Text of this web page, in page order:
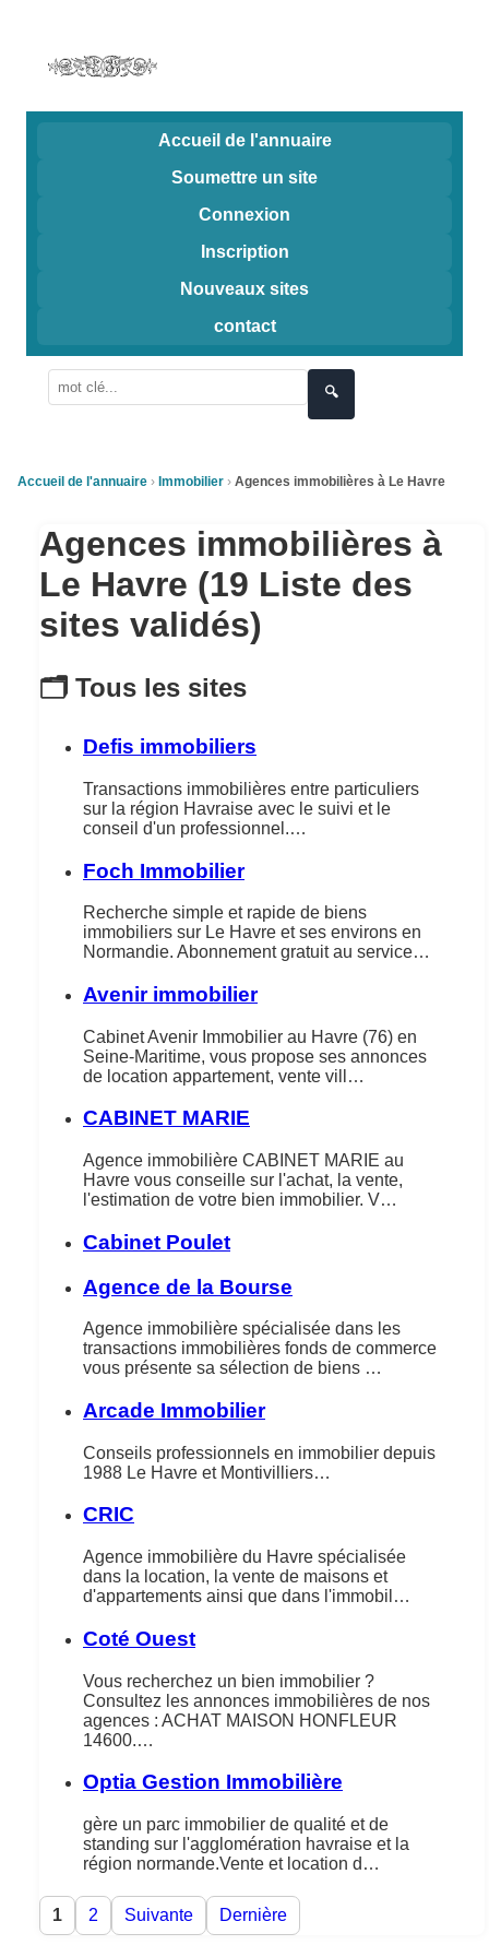
Accueil de l'annuaire
Soumettre un site
Connexion
Inscription
Nouveaux sites
contact
🔍
Accueil de l'annuaire Immobilier Agences immobilières à Le Havre
Agences immobilières à
Le Havre (19 Liste des
sites validés)
🗂️ Tous les sites
Defis immobiliers
Transactions immobilières entre particuliers
sur la région Havraise avec le suivi et le
conseil d'un professionnel.…
Foch Immobilier
Recherche simple et rapide de biens
immobiliers sur Le Havre et ses environs en
Normandie. Abonnement gratuit au service…
Avenir immobilier
Cabinet Avenir Immobilier au Havre (76) en
Seine-Maritime, vous propose ses annonces
de location appartement, vente vill…
CABINET MARIE
Agence immobilière CABINET MARIE au
Havre vous conseille sur l'achat, la vente,
l'estimation de votre bien immobilier. V…
Cabinet Poulet
Agence de la Bourse
Agence immobilière spécialisée dans les
transactions immobilières fonds de commerce
vous présente sa sélection de biens …
Arcade Immobilier
Conseils professionnels en immobilier depuis
1988 Le Havre et Montivilliers…
CRIC
Agence immobilière du Havre spécialisée
dans la location, la vente de maisons et
d'appartements ainsi que dans l'immobil…
Coté Ouest
Vous recherchez un bien immobilier ?
Consultez les annonces immobilières de nos
agences : ACHAT MAISON HONFLEUR
14600.…
Optia Gestion Immobilière
gère un parc immobilier de qualité et de
standing sur l'agglomération havraise et la
région normande.Vente et location d…
1 2 Suivante Dernière